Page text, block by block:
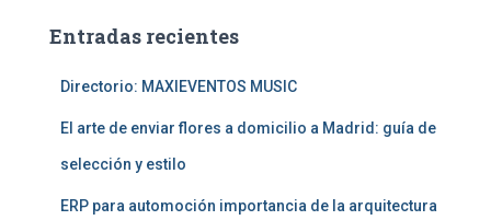
r
Entradas recientes
Directorio: MAXIEVENTOS MUSIC
El arte de enviar flores a domicilio a Madrid: guía de
selección y estilo
ERP para automoción importancia de la arquitectura